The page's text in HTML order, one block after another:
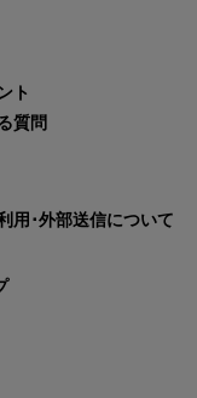
ト
質問
用･外部送信について